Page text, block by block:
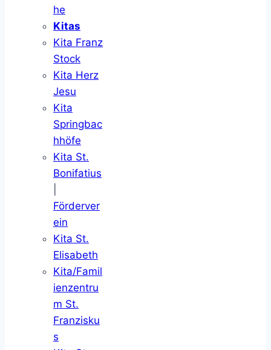
he
Kitas
Kita Franz
Stock
Kita Herz
Jesu
Kita
Springbac
hhöfe
Kita St.
Bonifatius
Förderver
ein
Kita St.
Elisabeth
Kita/Famil
ienzentru
m St.
Franzisku
s